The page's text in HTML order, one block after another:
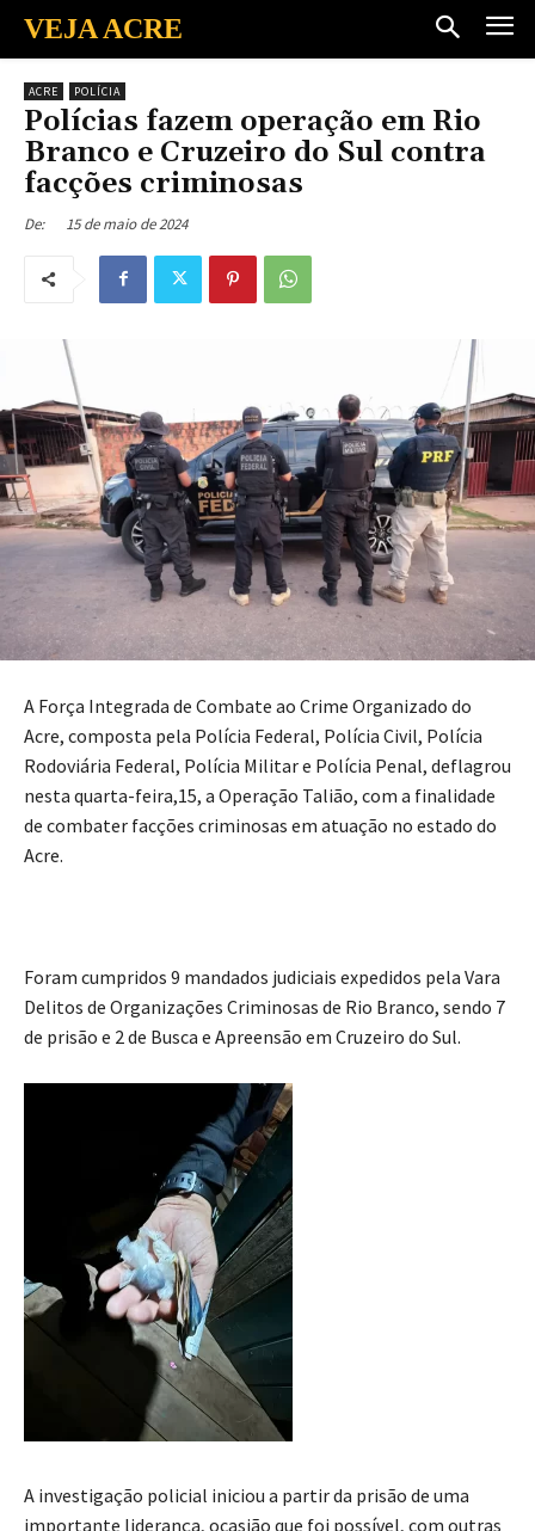
VEJA ACRE
ACRE POLÍCIA
Polícias fazem operação em Rio
Branco e Cruzeiro do Sul contra
facções criminosas
De: 15 de maio de 2024
A Força Integrada de Combate ao Crime Organizado do
Acre, composta pela Polícia Federal, Polícia Civil, Polícia
Rodoviária Federal, Polícia Militar e Polícia Penal, deflagrou
nesta quarta-feira,15, a Operação Talião, com a finalidade
de combater facções criminosas em atuação no estado do
Acre.
Foram cumpridos 9 mandados judiciais expedidos pela Vara
Delitos de Organizações Criminosas de Rio Branco, sendo 7
de prisão e 2 de Busca e Apreensão em Cruzeiro do Sul.
A investigação policial iniciou a partir da prisão de uma
importante liderança, ocasião que foi possível, com outras